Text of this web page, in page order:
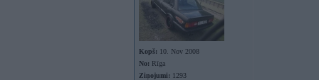
Kopš: 10. Nov 2008
No: Rīga
Ziņojumi: 1293